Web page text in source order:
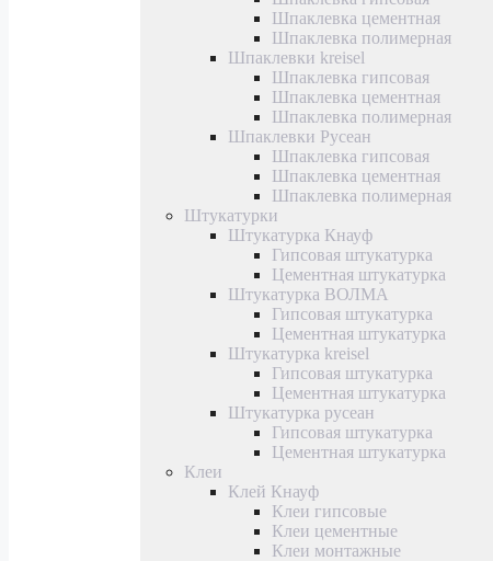
Шпаклевка цементная
Шпаклевка полимерная
Шпаклевки kreisel
Шпаклевка гипсовая
Шпаклевка цементная
Шпаклевка полимерная
Шпаклевки Русеан
Шпаклевка гипсовая
Шпаклевка цементная
Шпаклевка полимерная
Штукатурки
Штукатурка Кнауф
Гипсовая штукатурка
Цементная штукатурка
Штукатурка ВОЛМА
Гипсовая штукатурка
Цементная штукатурка
Штукатурка kreisel
Гипсовая штукатурка
Цементная штукатурка
Штукатурка русеан
Гипсовая штукатурка
Цементная штукатурка
Клеи
Клей Кнауф
Клеи гипсовые
Клеи цементные
Клеи монтажные